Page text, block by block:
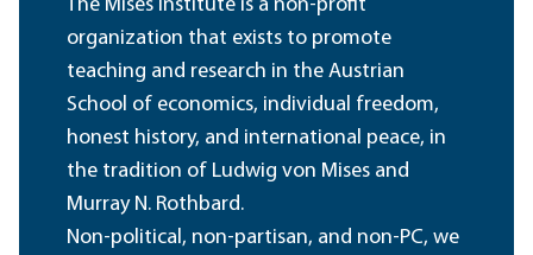
The Mises Institute is a non-profit
organization that exists to promote
teaching and research in the Austrian
School of economics, individual freedom,
honest history, and international peace, in
the tradition of Ludwig von Mises and
Murray N. Rothbard.
Non-political, non-partisan, and non-PC, we